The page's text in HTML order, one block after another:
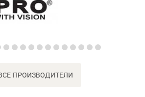
ПРОИЗВОДИТЕЛИ